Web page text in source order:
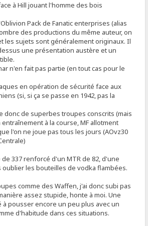
à Hill jouant l'homme des bois
Pack de Fanatic enterprises (alias
des productions du même auteur, on
les sujets sont généralement originaux. Il
une présentation austère et un
n'en fait pas partie (en tout cas pour le
en opération de sécurité face aux
(si, si ça se passe en 1942, pas la
donc de superbes troupes conscrits (mais
à la course, MF allotment
l'on ne joue pas tous les jours (AOvz30
de 337 renforcé d'un MTR de 82, d'une
oublier les bouteilles de vodka flambées.
comme des Waffen, j'ai donc subi pas
assez stupide, honte à moi. Une
pousser encore un peu plus avec un
d'habitude dans ces situations.